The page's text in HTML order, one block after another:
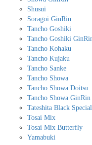
Shusui
Soragoi GinRin
Tancho Goshiki
Tancho Goshiki
Tancho Kohaku
Tancho Kujaku
Tancho Sanke
Tancho Showa
Tancho Showa Doitsu
Tancho Showa GinRin
Tateshita Black Special
Tosai Mix
Tosai Mix Butterfly
Yamabuki